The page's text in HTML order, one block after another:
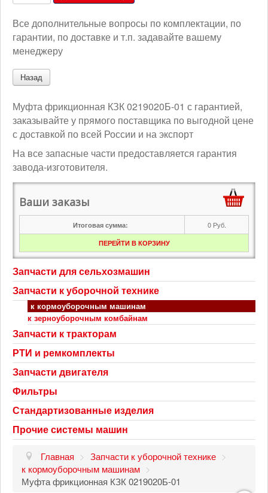
Все дополнительные вопросы по комплектации, по
гарантии, по доставке и т.п. задавайте вашему
менеджеру
Муфта фрикционная КЗК 0219020Б-01 с гарантией,
заказывайте у прямого поставщика по выгодной цене
с доставкой по всей России и на экспорт
На все запасные части предоставляется гарантия
завода-изготовителя.
Ваши заказы
Итоговая сумма: 0 Руб.
ПЕРЕЙТИ В КОРЗИНУ
Запчасти для сельхозмашин
Запчасти к уборочной технике
к кормоуборочным машинам
к зерноуборочным комбайнам
Запчасти к тракторам
РТИ и ремкомплекты
Запчасти двигателя
Фильтры
Стандартизованные изделия
Прочие системы машин
Главная > Запчасти к уборочной технике >
к кормоуборочным машинам >
Муфта фрикционная КЗК 0219020Б-01